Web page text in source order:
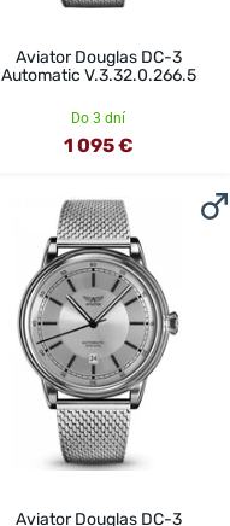
Aviator Douglas DC-3
Automatic V.3.32.0.266.5
Do 3 dní
1 095 €
Aviator Douglas DC-3